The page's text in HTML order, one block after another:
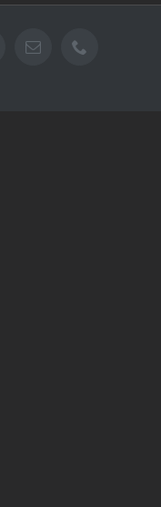
Email